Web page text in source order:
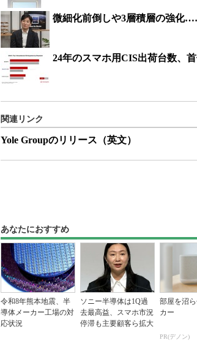
微細化前倒しや3層積層の強化
24年のスマホ用CIS出荷台数、
関連リンク
Yole Groupのリリース（英文）
あなたにおすすめ
令和8年熊本地震、半
導体メーカー工場の対
応状況
ソニー半導体は1Q過
去最高益、スマホ市況
停滞も主要顧客ら拡大
部屋を沼
カー
PR(デノン)